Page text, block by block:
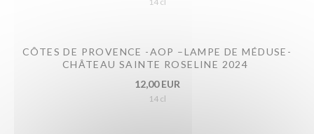
CÔTES DE PROVENCE -AOP –LAMPE DE MÉDUSE-
CHÂTEAU SAINTE ROSELINE 2024
12,00 EUR
14 cl